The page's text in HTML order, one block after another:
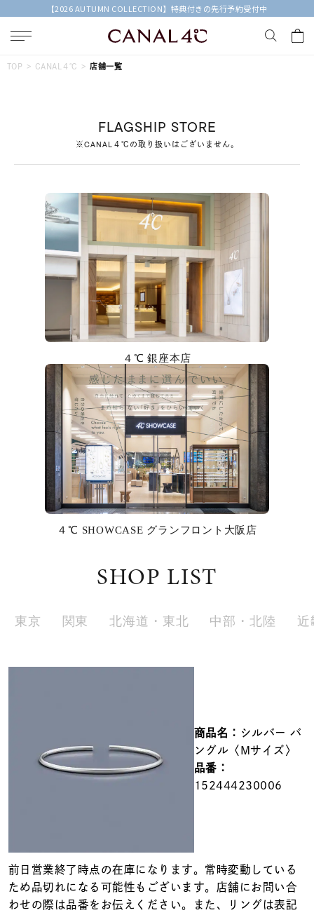
【2026 AUTUMN COLLECTION】特典付きの先行予約受付中
#eギフト #ハーフエタニティリング
#メンズ ネックレス
すべてのジュエリー
ファッションテイスト
着用シーン
リングサイズ
在庫ありのみ すべて表示
TOP CANAL４℃ 店舗一覧
FLAGSHIP STORE
※CANAL４℃の取り扱いはございません。
４℃ 銀座本店
４℃ SHOWCASE グランフロント大阪店
SHOP LIST
東京 関東 北海道・東北 中部・北陸 近
商品名： シルバー バ
ングル〈Mサイズ〉
品番：
152444230006
前日営業終了時点の在庫になります。常時変動している
ため品切れになる可能性もございます。店舗にお問い合
わせの際は品番をお伝えください。また、リングは表記